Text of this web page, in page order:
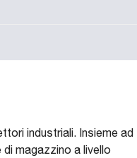
industriali. Insieme ad
magazzino a livello